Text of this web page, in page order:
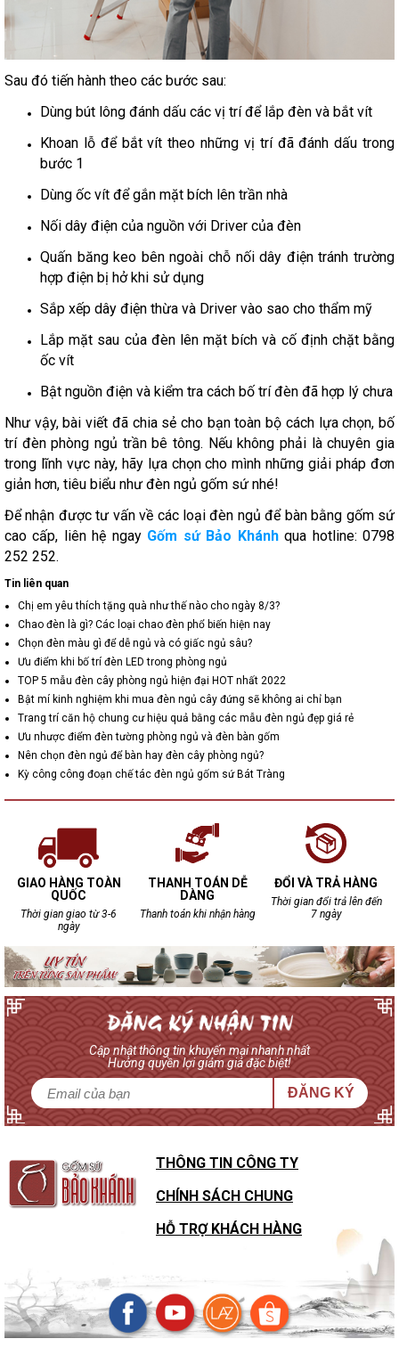
Sau đó tiến hành theo các bước sau:
Dùng bút lông đánh dấu các vị trí để lắp đèn và bắt vít
Khoan lỗ để bắt vít theo những vị trí đã đánh dấu trong
bước 1
Dùng ốc vít để gắn mặt bích lên trần nhà
Nối dây điện của nguồn với Driver của đèn
Quấn băng keo bên ngoài chỗ nối dây điện tránh trường
hợp điện bị hở khi sử dụng
Sắp xếp dây điện thừa và Driver vào sao cho thẩm mỹ
Lắp mặt sau của đèn lên mặt bích và cố định chặt bằng
ốc vít
Bật nguồn điện và kiểm tra cách bố trí đèn đã hợp lý chưa
Như vậy, bài viết đã chia sẻ cho bạn toàn bộ cách lựa chọn, bố
trí đèn phòng ngủ trần bê tông. Nếu không phải là chuyên gia
trong lĩnh vực này, hãy lựa chọn cho mình những giải pháp đơn
giản hơn, tiêu biểu như đèn ngủ gốm sứ nhé!
Để nhận được tư vấn về các loại đèn ngủ để bàn bằng gốm sứ
cao cấp, liên hệ ngay Gốm sứ Bảo Khánhqua hotline: 0798
252 252.
Tin liên quan
Chị em yêu thích tặng quà như thế nào cho ngày 8/3?
Chao đèn là gì? Các loại chao đèn phổ biến hiện nay
Chọn đèn màu gì để dễ ngủ và có giấc ngủ sâu?
Ưu điểm khi bố trí đèn LED trong phòng ngủ
TOP 5 mẫu đèn cây phòng ngủ hiện đại HOT nhất 2022
Bật mí kinh nghiệm khi mua đèn ngủ cây đứng sẽ không ai chỉ bạn
Trang trí căn hộ chung cư hiệu quả bằng các mẫu đèn ngủ đẹp giá rẻ
Ưu nhược điểm đèn tường phòng ngủ và đèn bàn gốm
Nên chọn đèn ngủ để bàn hay đèn cây phòng ngủ?
Kỳ công công đoạn chế tác đèn ngủ gốm sứ Bát Tràng
GIAO HÀNG TOÀN
QUỐC
Thời gian giao từ 3-6
ngày
THANH TOÁN DỄ
DÀNG
Thanh toán khi nhận hàng
ĐỔI VÀ TRẢ HÀNG
Thời gian đổi trả lên đến
7 ngày
Cập nhật thông tin khuyến mại nhanh nhất
Hưởng quyền lợi giảm giá đặc biệt!
ĐĂNG KÝ
THÔNG TIN CÔNG TY
CHÍNH SÁCH CHUNG
HỖ TRỢ KHÁCH HÀNG